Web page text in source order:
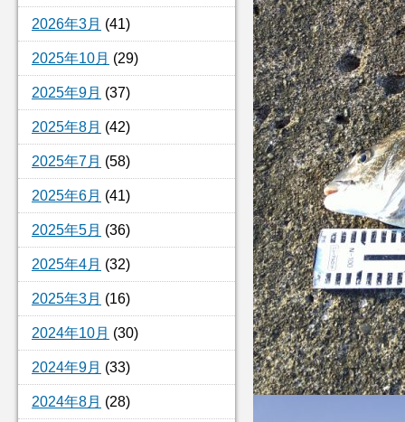
2026年3月 (41)
2025年10月 (29)
2025年9月 (37)
2025年8月 (42)
2025年7月 (58)
2025年6月 (41)
2025年5月 (36)
2025年4月 (32)
2025年3月 (16)
2024年10月 (30)
2024年9月 (33)
2024年8月 (28)